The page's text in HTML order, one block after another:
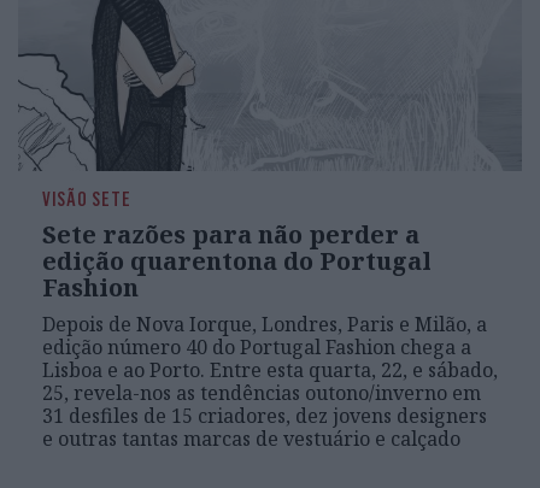
VISÃO SETE
Sete razões para não perder a
edição quarentona do Portugal
Fashion
Depois de Nova Iorque, Londres, Paris e Milão, a
edição número 40 do Portugal Fashion chega a
Lisboa e ao Porto. Entre esta quarta, 22, e sábado,
25, revela-nos as tendências outono/inverno em
31 desfiles de 15 criadores, dez jovens designers
e outras tantas marcas de vestuário e calçado